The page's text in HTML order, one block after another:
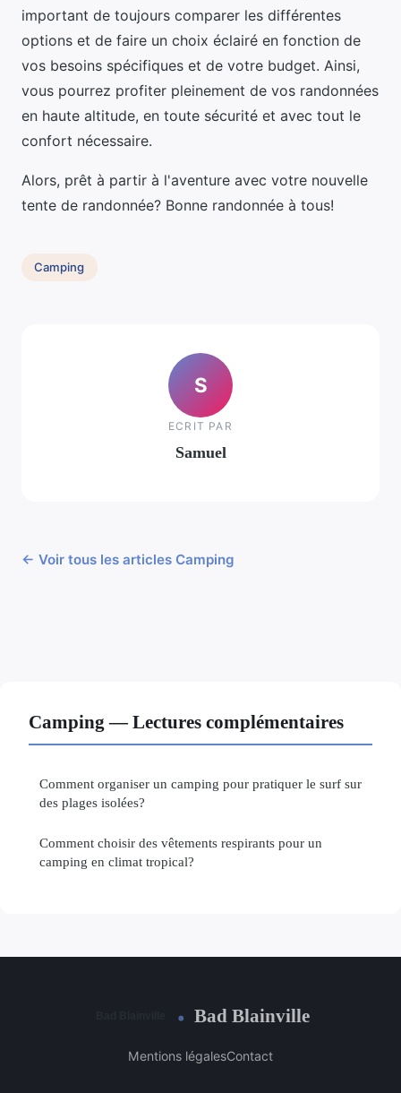
important de toujours comparer les différentes
options et de faire un choix éclairé en fonction de
vos besoins spécifiques et de votre budget. Ainsi,
vous pourrez profiter pleinement de vos randonnées
en haute altitude, en toute sécurité et avec tout le
confort nécessaire.
Alors, prêt à partir à l'aventure avec votre nouvelle
tente de randonnée? Bonne randonnée à tous!
Camping
S
ECRIT PAR
Samuel
← Voir tous les articles Camping
Camping — Lectures complémentaires
Comment organiser un camping pour pratiquer le surf sur
des plages isolées?
Comment choisir des vêtements respirants pour un
camping en climat tropical?
Bad Blainville
Mentions légalesContact